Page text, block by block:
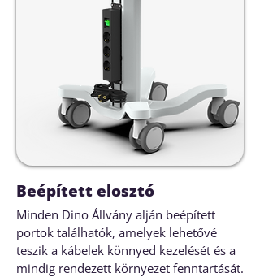
Beépített elosztó
Minden Dino Állvány alján beépített
portok találhatók, amelyek lehetővé
teszik a kábelek könnyed kezelését és a
mindig rendezett környezet fenntartását.